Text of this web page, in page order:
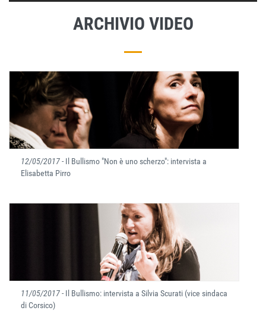
ARCHIVIO VIDEO
12/05/2017- Il Bullismo "Non è uno scherzo": intervista a
Elisabetta Pirro
11/05/2017- Il Bullismo: intervista a Silvia Scurati (vice sindaca
di Corsico)